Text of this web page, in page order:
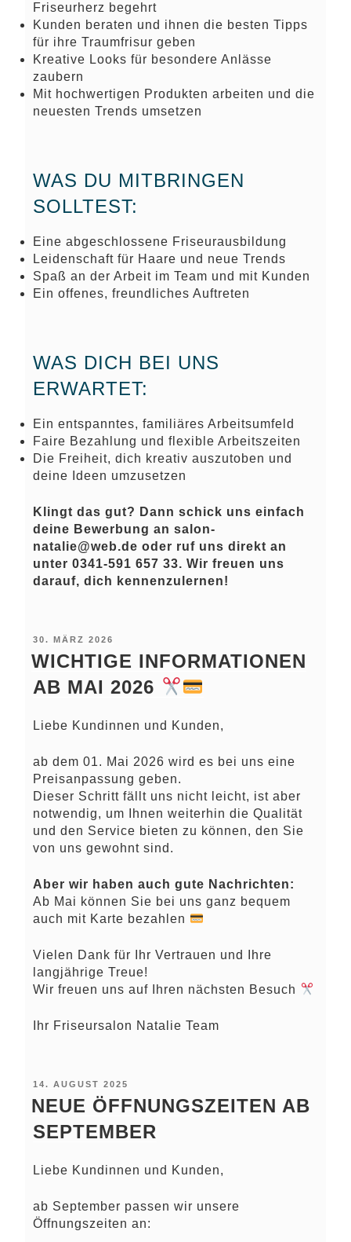
Friseurherz begehrt
Kunden beraten und ihnen die besten Tipps
für ihre Traumfrisur geben
Kreative Looks für besondere Anlässe
zaubern
Mit hochwertigen Produkten arbeiten und die
neuesten Trends umsetzen
WAS DU MITBRINGEN
SOLLTEST:
Eine abgeschlossene Friseurausbildung
Leidenschaft für Haare und neue Trends
Spaß an der Arbeit im Team und mit Kunden
Ein offenes, freundliches Auftreten
WAS DICH BEI UNS
ERWARTET:
Ein entspanntes, familiäres Arbeitsumfeld
Faire Bezahlung und flexible Arbeitszeiten
Die Freiheit, dich kreativ auszutoben und
deine Ideen umzusetzen
Klingt das gut? Dann schick uns einfach
deine Bewerbung an salon-
natalie@web.de oder ruf uns direkt an
unter 0341-591 657 33. Wir freuen uns
darauf, dich kennenzulernen!
VERÖFFENTLICHT
30. MÄRZ 2026
WICHTIGE INFORMATIONEN
AB MAI 2026
Liebe Kundinnen und Kunden,
ab dem 01. Mai 2026 wird es bei uns eine
Preisanpassung geben.
Dieser Schritt fällt uns nicht leicht, ist aber
notwendig, um Ihnen weiterhin die Qualität
und den Service bieten zu können, den Sie
von uns gewohnt sind.
Aber wir haben auch gute Nachrichten:
Ab Mai können Sie bei uns ganz bequem
auch mit Karte bezahlen
Vielen Dank für Ihr Vertrauen und Ihre
langjährige Treue!
Wir freuen uns auf Ihren nächsten Besuch
Ihr Friseursalon Natalie Team
VERÖFFENTLICHT
14. AUGUST 2025
NEUE ÖFFNUNGSZEITEN AB
SEPTEMBER
Liebe Kundinnen und Kunden,
ab September passen wir unsere
Öffnungszeiten an: